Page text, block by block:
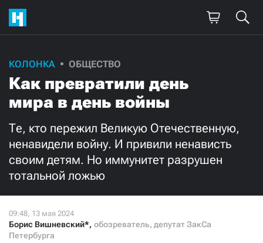
КОЛОНКА ОБЩЕСТВО
Как превратили день
мира в день войны
Те, кто пережил Великую Отечественную,
ненавидели войну. И привили ненависть
своим детям. Но иммунитет разрушен
тотальной ложью
Борис Вишневский*, обозреватель, депутат ЗакСа
Петербурга
Поддержите
нашу работу!
Ежемесячно
3000 1000
500
Нажимая кнопку «Стать соучастником»,